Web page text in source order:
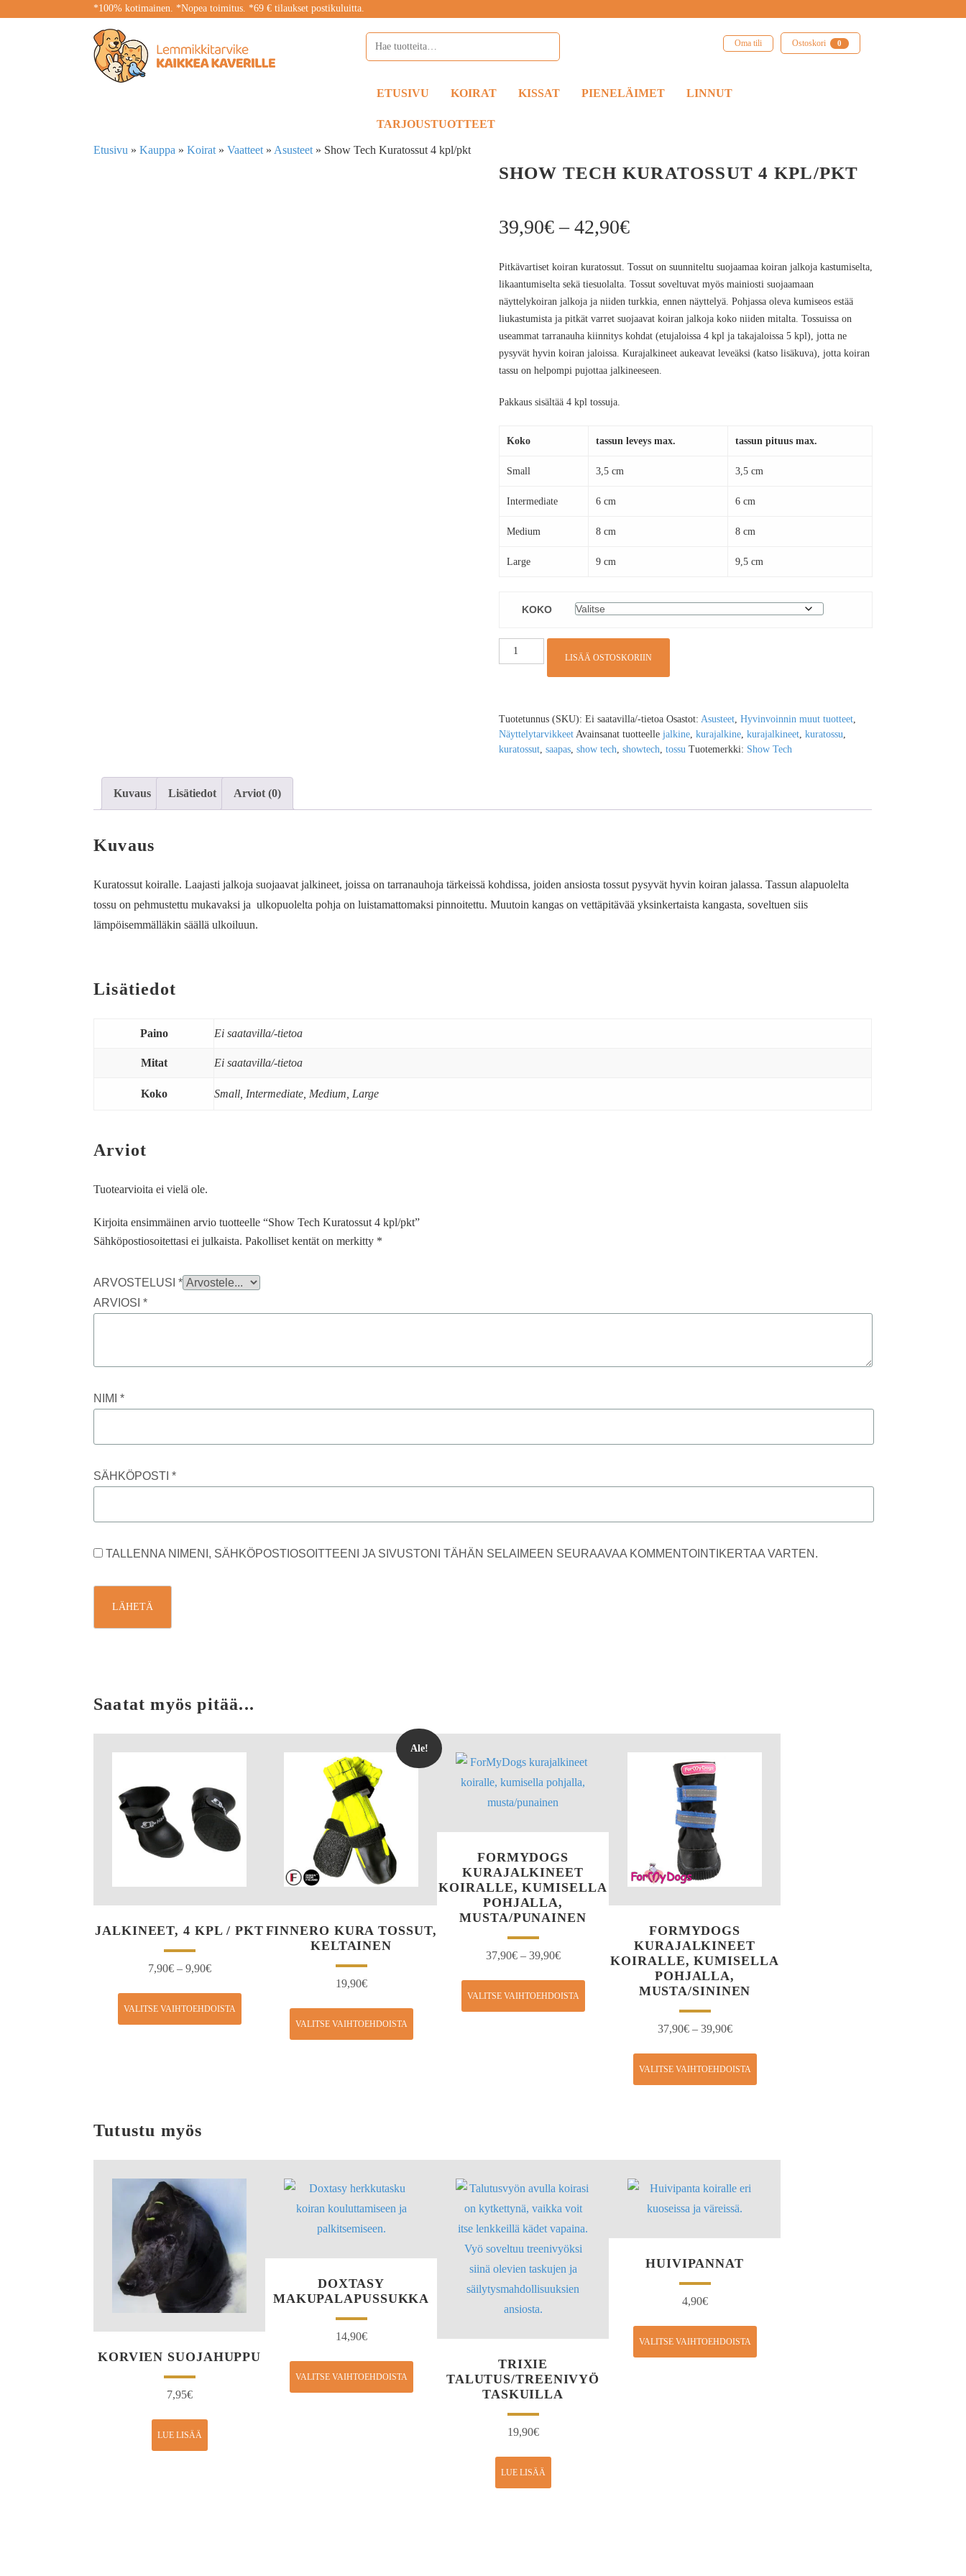
*100% kotimainen. *Nopea toimitus. *69 € tilaukset postikuluitta.
Oma tili Ostoskori 0
ETUSIVU KOIRAT KISSAT PIENELÄIMET LINNUT
TARJOUSTUOTTEET
Etusivu »Kauppa »Koirat »Vaatteet » Asusteet » Show Tech Kuratossut 4 kpl/pkt
SHOW TECH KURATOSSUT 4 KPL/PKT
39,90€ – 42,90€
Pitkävartiset koiran kuratossut. Tossut on suunniteltu suojaamaa koiran jalkoja kastumiselta,
likaantumiselta sekä tiesuolalta. Tossut soveltuvat myös mainiosti suojaamaan
näyttelykoiran jalkoja ja niiden turkkia, ennen näyttelyä. Pohjassa oleva kumiseos estää
liukastumista ja pitkät varret suojaavat koiran jalkoja koko niiden mitalta. Tossuissa on
useammat tarranauha kiinnitys kohdat (etujaloissa 4 kpl ja takajaloissa 5 kpl), jotta ne
pysyvät hyvin koiran jaloissa. Kurajalkineet aukeavat leveäksi (katso lisäkuva), jotta koiran
tassu on helpompi pujottaa jalkineeseen.
Pakkaus sisältää 4 kpl tossuja.
Koko tassun leveys max. tassun pituus max.
Small 3,5 cm 3,5 cm
Intermediate 6 cm 6 cm
Medium 8 cm 8 cm
Large 9 cm 9,5 cm
KOKO
LISÄÄ OSTOSKORIIN
Tuotetunnus (SKU): Ei saatavilla/-tietoa Osastot: Asusteet, Hyvinvoinnin muut tuotteet,
Näyttelytarvikkeet Avainsanat tuotteelle jalkine, kurajalkine, kurajalkineet, kuratossu,
kuratossut, saapas, show tech, showtech, tossu Tuotemerkki: Show Tech
Kuvaus Lisätiedot Arviot (0)
Kuvaus
Kuratossut koiralle. Laajasti jalkoja suojaavat jalkineet, joissa on tarranauhoja tärkeissä kohdissa, joiden ansiosta tossut pysyvät hyvin koiran jalassa. Tassun alapuolelta
tossu on pehmustettu mukavaksi ja ulkopuolelta pohja on luistamattomaksi pinnoitettu. Muutoin kangas on vettäpitävää yksinkertaista kangasta, soveltuen siis
lämpöisemmälläkin säällä ulkoiluun.
Lisätiedot
Paino Ei saatavilla/-tietoa
Mitat Ei saatavilla/-tietoa
Koko Small, Intermediate, Medium, Large
Arviot
Tuotearvioita ei vielä ole.
Kirjoita ensimmäinen arvio tuotteelle “Show Tech Kuratossut 4 kpl/pkt”
Sähköpostiosoitettasi ei julkaista. Pakolliset kentät on merkitty *
ARVOSTELUSI*
ARVIOSI*
NIMI*
SÄHKÖPOSTI*
TALLENNA NIMENI, SÄHKÖPOSTIOSOITTEENI JA SIVUSTONI TÄHÄN SELAIMEEN SEURAAVAA KOMMENTOINTIKERTAA VARTEN.
Saatat myös pitää...
JALKINEET, 4 KPL / PKT
7,90€ – 9,90€
VALITSE VAIHTOEHDOISTA
Ale!
FINNERO KURA TOSSUT,
KELTAINEN
19,90€
VALITSE VAIHTOEHDOISTA
FORMYDOGS
KURAJALKINEET
KOIRALLE, KUMISELLA
POHJALLA,
MUSTA/PUNAINEN
37,90€ – 39,90€
VALITSE VAIHTOEHDOISTA
FORMYDOGS
KURAJALKINEET
KOIRALLE, KUMISELLA
POHJALLA,
MUSTA/SININEN
37,90€ – 39,90€
VALITSE VAIHTOEHDOISTA
Tutustu myös
KORVIEN SUOJAHUPPU
7,95€
LUE LISÄÄ
DOXTASY
MAKUPALAPUSSUKKA
14,90€
VALITSE VAIHTOEHDOISTA
TRIXIE
TALUTUS/TREENIVYÖ
TASKUILLA
19,90€
LUE LISÄÄ
HUIVIPANNAT
4,90€
VALITSE VAIHTOEHDOISTA